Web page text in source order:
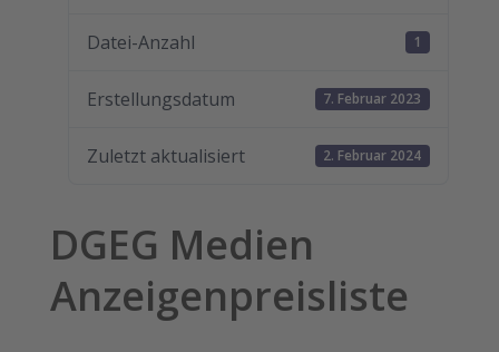
Datei-Anzahl 1
Erstellungsdatum 7. Februar 2023
Zuletzt aktualisiert 2. Februar 2024
DGEG Medien
Anzeigenpreisliste